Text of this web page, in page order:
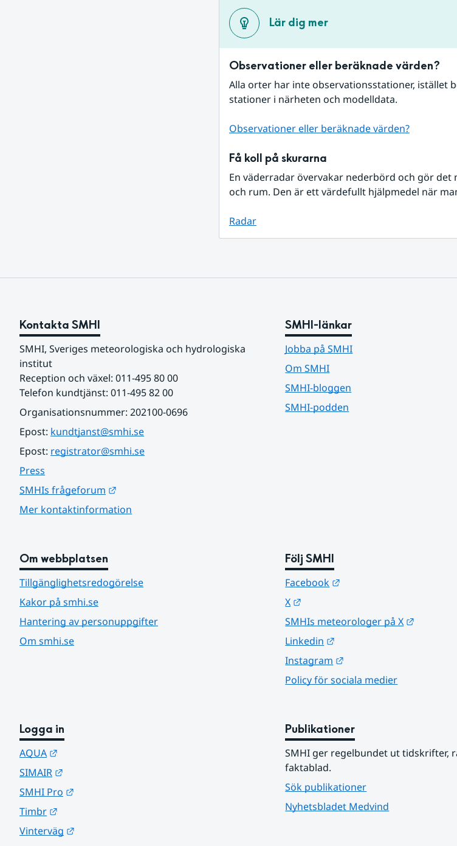
Lär dig mer
Observationer eller beräknade värden?
Alla orter har inte observationsstationer, istället
stationer i närheten och modelldata.
Observationer eller beräknade värden?
Få koll på skurarna
En väderradar övervakar nederbörd och gör
och rum. Den är ett värdefullt hjälpmedel när
Radar
Kontakta SMHI
SMHI, Sveriges meteorologiska och hydrologiska
institut
Reception och växel: 011-495 80 00
Telefon kundtjänst: 011-495 82 00
Organisationsnummer: 202100-0696
Epost: kundtjanst@smhi.se
Epost: registrator@smhi.se
Press
SMHIs frågeforum
Mer kontaktinformation
SMHI-länkar
Jobba på SMHI
Om SMHI
SMHI-bloggen
SMHI-podden
Om webbplatsen
Tillgänglighetsredogörelse
Kakor på smhi.se
Hantering av personuppgifter
Om smhi.se
Följ SMHI
Facebook
X
SMHIs meteorologer på X
Linkedin
Instagram
Policy för sociala medier
Logga in
AQUA
SIMAIR
SMHI Pro
Timbr
Vinterväg
Publikationer
SMHI ger regelbundet ut tidskrifter,
faktablad.
Sök publikationer
Nyhetsbladet Medvind